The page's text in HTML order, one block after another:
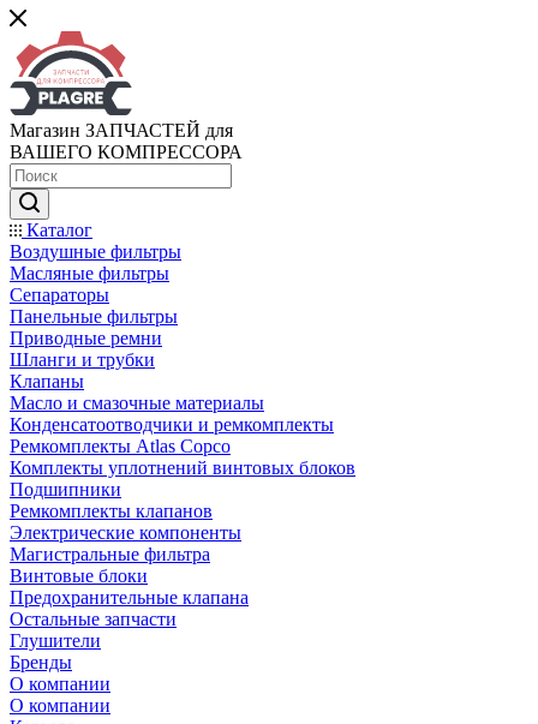
Магазин ЗАПЧАСТЕЙ для
ВАШЕГО КОМПРЕССОРА
Каталог
Воздушные фильтры
Масляные фильтры
Сепараторы
Панельные фильтры
Приводные ремни
Шланги и трубки
Клапаны
Масло и смазочные материалы
Конденсатоотводчики и ремкомплекты
Ремкомплекты Atlas Copco
Комплекты уплотнений винтовых блоков
Подшипники
Ремкомплекты клапанов
Электрические компоненты
Магистральные фильтра
Винтовые блоки
Предохранительные клапана
Остальные запчасти
Глушители
Бренды
О компании
О компании